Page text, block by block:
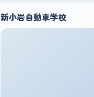
新小岩自動車学校